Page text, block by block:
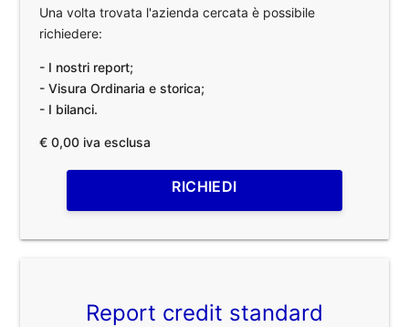
Una volta trovata l'azienda cercata è possibile
richiedere:
- I nostri report;
- Visura Ordinaria e storica;
- I bilanci.
€ 0,00 iva esclusa
RICHIEDI
Report credit standard